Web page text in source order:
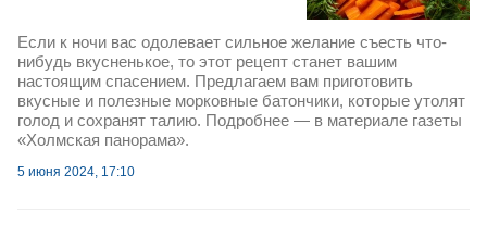
Если к ночи вас одолевает сильное желание съесть что-
нибудь вкусненькое, то этот рецепт станет вашим
настоящим спасением. Предлагаем вам приготовить
вкусные и полезные морковные батончики, которые утолят
голод и сохранят талию. Подробнее — в материале газеты
«Холмская панорама».
5 июня 2024, 17:10